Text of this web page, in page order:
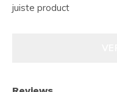
juiste product